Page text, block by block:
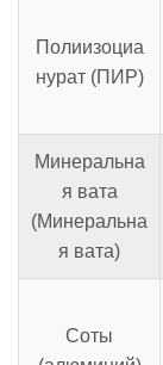
Полиизоциа
нурат (ПИР)
Минеральна
я вата
(Минеральна
я вата)
Соты